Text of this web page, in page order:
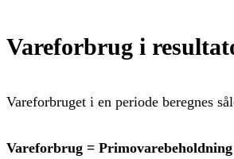
Vareforbrug i
Vareforbruget i en periode beregnes
Vareforbrug =